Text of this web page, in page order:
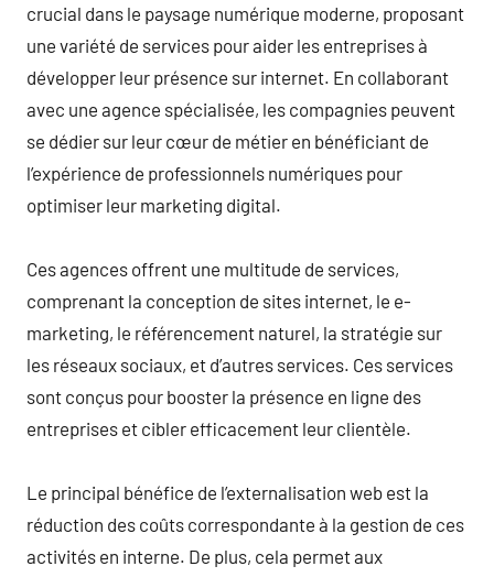
crucial dans le paysage numérique moderne, proposant
une variété de services pour aider les entreprises à
développer leur présence sur internet. En collaborant
avec une agence spécialisée, les compagnies peuvent
se dédier sur leur cœur de métier en bénéficiant de
l’expérience de professionnels numériques pour
optimiser leur marketing digital.
Ces agences offrent une multitude de services,
comprenant la conception de sites internet, le e-
marketing, le référencement naturel, la stratégie sur
les réseaux sociaux, et d’autres services. Ces services
sont conçus pour booster la présence en ligne des
entreprises et cibler efficacement leur clientèle.
Le principal bénéfice de l’externalisation web est la
réduction des coûts correspondante à la gestion de ces
activités en interne. De plus, cela permet aux